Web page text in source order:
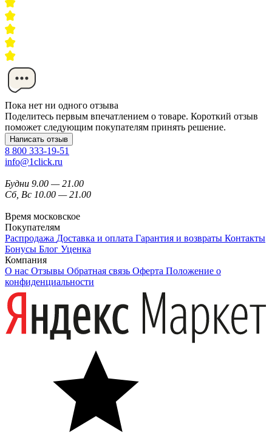
Пока нет ни одного отзыва
Поделитесь первым впечатлением о товаре. Короткий отзыв
поможет следующим покупателям принять решение.
Написать отзыв
8 800 333-19-51
info@1click.ru
Будни 9.00 — 21.00
Сб, Вс 10.00 — 21.00
Время московское
Покупателям
Распродажа Доставка и оплата Гарантия и возвраты Контакты
Бонусы Блог Уценка
Компания
О нас Отзывы Обратная связь Оферта Положение о
конфиденциальности